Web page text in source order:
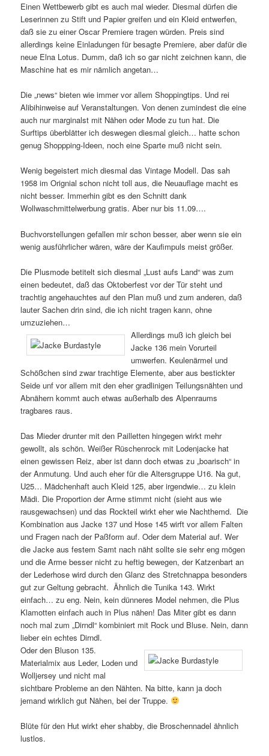
Einen Wettbewerb gibt es auch mal wieder. Diesmal dürfen die
Leserinnen zu Stift und Papier greifen und ein Kleid entwerfen,
daß sie zu einer Oscar Premiere tragen würden. Preis sind
allerdings keine Einladungen für besagte Premiere, aber dafür die
neue Elna Lotus. Dumm, daß ich so gar nicht zeichnen kann, die
Maschine hat es mir nämlich angetan…
Die „news“ bieten wie immer vor allem Shoppingtips. Und rei
Alibihinweise auf Veranstaltungen. Von denen zumindest die eine
auch nur marginalst mit Nähen oder Mode zu tun hat. Die
Surftips überblätter ich deswegen diesmal gleich… hatte schon
genug Shoppping-Ideen, noch eine Sparte muß nicht sein.
Wenig begeistert mich diesmal das Vintage Modell. Das sah
1958 im Orignial schon nicht toll aus, die Neuauflage macht es
nicht besser. Immerhin gibt es den Schnitt dank
Wollwaschmittelwerbung gratis. Aber nur bis 11.09….
Buchvorstellungen gefallen mir schon besser, aber wenn sie ein
wenig ausführlicher wären, wäre der Kaufimpuls meist größer.
Die Plusmode betitelt sich diesmal „Lust aufs Land“ was zum
einen bedeutet, daß das Oktoberfest vor der Tür steht und
trachtig angehauchtes auf den Plan muß und zum anderen, daß
lauter Sachen drin sind, die ich nicht tragen kann, ohne
umzuziehen…
Allerdings muß ich gleich bei
Jacke 136 mein Vorurteil
umwerfen. Keulenärmel und
Schößchen sind zwar trachtige Elemente, aber aus bestickter
Seide unf vor allem mit den eher gradlinigen Teilungsnähten und
Abnähern kommt auch etwas außerhalb des Alpenraums
tragbares raus.
Das Mieder drunter mit den Pailletten hingegen wirkt mehr
gewollt, als schön. Weißer Rüschenrock mit Lodenjacke hat
einen gewissen Reiz, aber ist dann doch etwas zu „boarisch“ in
der Anmutung. Und auch eher für die Altersgruppe U16. Na gut,
U25… Mädchenhaft auch Kleid 125, aber irgendwie… zu klein
Mädi. Die Proportion der Arme stimmt nicht (sieht aus wie
rausgewachsen) und das Rockteil wirkt eher wie Nachthemd. Die
Kombination aus Jacke 137 und Hose 145 wirft vor allem Falten
und Fragen nach der Paßform auf. Oder dem Material auf. Wer
die Jacke aus festem Samt nach näht sollte sie sehr eng mögen
und die Arme besser nicht zu heftig bewegen, der Katzenbart an
der Lederhose wird durch den Glanz des Stretchnappa besonders
gut zur Geltung gebracht. Ähnlich die Tunika 143. Wirkt
einfach… zu eng. Nein, kein dünneres Model nehmen, die Plus
Klamotten einfach auch in Plus nähen! Das Miter gibt es dann
noch mal zum „Dirndl“ kombiniert mit Rock und Bluse. Nein, dann
lieber ein echtes Dirndl.
Oder den Bluson 135.
Materialmix aus Leder, Loden und
Wolljersey und nicht mal
sichtbare Probleme an den Nähten. Na bitte, kann ja doch
jemand wirklich gut Nähen, bei der Truppe.
Blüte für den Hut wirkt eher shabby, die Broschennadel ähnlich
lustlos.